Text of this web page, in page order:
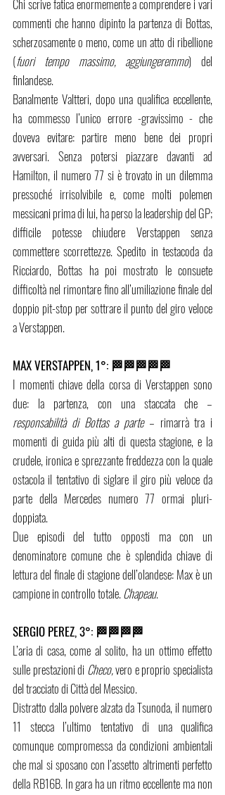
Chi scrive fatica enormemente a comprendere i vari
commenti che hanno dipinto la partenza di Bottas,
scherzosamente o meno, come un atto di ribellione
(fuori tempo massimo, aggiungeremmo) del
finlandese.
Banalmente Valtteri, dopo una qualifica eccellente,
ha commesso l’unico errore -gravissimo - che
doveva evitare: partire meno bene dei propri
avversari. Senza potersi piazzare davanti ad
Hamilton, il numero 77 si è trovato in un dilemma
pressoché irrisolvibile e, come molti polemen
messicani prima di lui, ha perso la leadership del GP;
difficile potesse chiudere Verstappen senza
commettere scorrettezze. Spedito in testacoda da
Ricciardo, Bottas ha poi mostrato le consuete
difficoltà nel rimontare fino all’umiliazione finale del
doppio pit-stop per sottrare il punto del giro veloce
a Verstappen.
MAX VERSTAPPEN, 1°: 🏁🏁🏁🏁🏁
I momenti chiave della corsa di Verstappen sono
responsabilità di Bottas a parte – rimarrà tra i
momenti di guida più alti di questa stagione, e la
crudele, ironica e sprezzante freddezza con la quale
ostacola il tentativo di siglare il giro più veloce da
parte della Mercedes numero 77 ormai pluri-
doppiata.
Due episodi del tutto opposti ma con un
denominatore comune che è splendida chiave di
lettura del finale di stagione dell’olandese: Max è un
campione in controllo totale. Chapeau.
SERGIO PEREZ, 3°: 🏁🏁🏁🏁
L’aria di casa, come al solito, ha un ottimo effetto
sulle prestazioni di Checo, vero e proprio specialista
del tracciato di Città del Messico.
Distratto dalla polvere alzata da Tsunoda, il numero
11 stecca l’ultimo tentativo di una qualifica
comunque compromessa da condizioni ambientali
che mal si sposano con l’assetto altrimenti perfetto
della RB16B. In gara ha un ritmo eccellente ma non